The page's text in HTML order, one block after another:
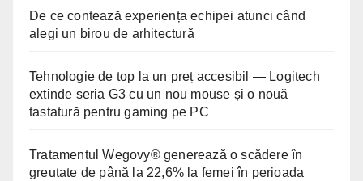
De ce contează experiența echipei atunci când
alegi un birou de arhitectură
Tehnologie de top la un preț accesibil — Logitech
extinde seria G3 cu un nou mouse și o nouă
tastatură pentru gaming pe PC
Tratamentul Wegovy® generează o scădere în
greutate de până la 22,6% la femei în perioada